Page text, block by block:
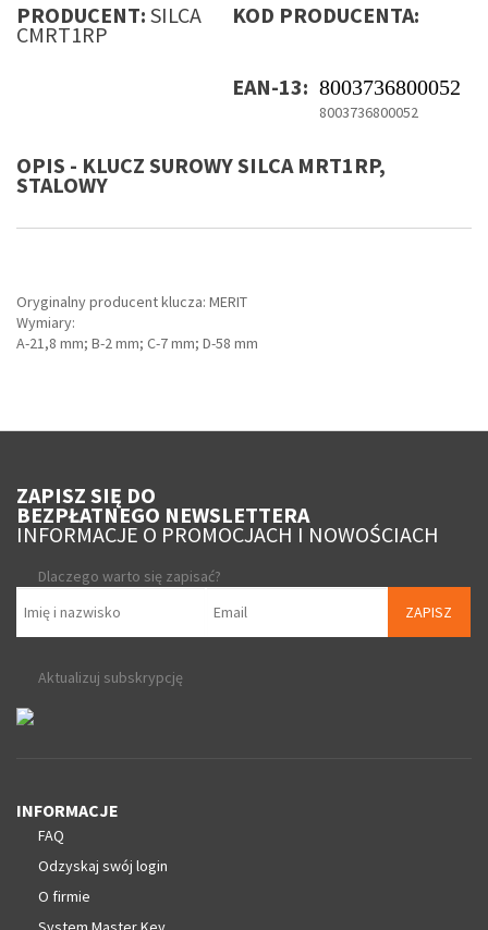
PRODUCENT: SILCA KOD PRODUCENTA:
CMRT1RP
EAN-13: 8003736800052
8003736800052
OPIS - KLUCZ SUROWY SILCA MRT1RP,
STALOWY
Oryginalny producent klucza: MERIT
Wymiary:
A-21,8 mm; B-2 mm; C-7 mm; D-58 mm
ZAPISZ SIĘ DO
BEZPŁATNEGO NEWSLETTERA
INFORMACJE O PROMOCJACH I NOWOŚCIACH
Dlaczego warto się zapisać?
ZAPISZ
Aktualizuj subskrypcję
INFORMACJE
FAQ
Odzyskaj swój login
O firmie